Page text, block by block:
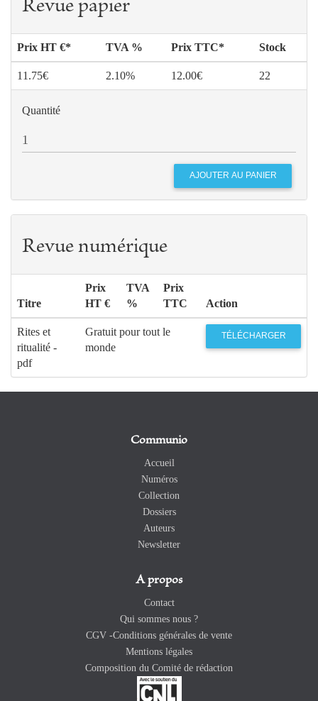
Revue papier
Prix HT €* TVA % Prix TTC* Stock
11.75€ 2.10% 12.00€ 22
Quantité
Revue numérique
Titre
Prix
HT €
TVA
%
Prix
TTC
Action
Rites et
ritualité -
pdf
Gratuit pour tout le
monde
TÉLÉCHARGER
Communio
Accueil
Numéros
Collection
Dossiers
Auteurs
Newsletter
A propos
Contact
Qui sommes nous ?
CGV -Conditions générales de vente
Mentions légales
Composition du Comité de rédaction